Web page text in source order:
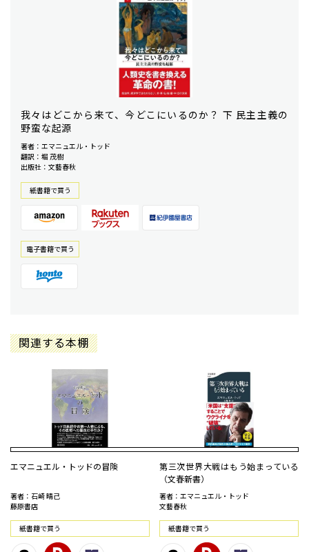
我々はどこから来て、今どこにいるのか？ 下 民主主義の
野蛮な起源
著者：エマニュエル・トッド
翻訳：堀 茂樹
出版社：文藝春秋
紙書籍で買う
電⼦書籍で買う
関連する本棚
エマニュエル・トッドの冒険
著者：石崎 晴己
藤原書店
紙書籍で買う
第三次世界大戦はもう始まっている
（文春新書）
著者：エマニュエル・トッド
文藝春秋
紙書籍で買う